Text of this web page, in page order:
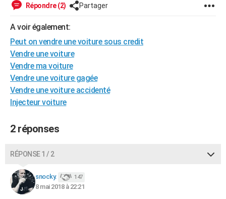
GUIDES D'ACHAT
BONS PLANS
CARTE DE VOEUX
Carte de Noël
Carte Bonne année
Carte Saint-Valentin
Carte Pâques
Carte d'anniversaire
DICTIONNAIRE
Dictionnaire
Biographies
Citations
Expressions
Proverbes
PROGRAMME TV
COPAINS D'AVANT
S'inscrire
Se connecter
Lycées
Collèges
Primaires
Universités
Entreprises
Service militaire
Avis de recherche
AVIS DE DÉCÈS
Répondre (2) Partager
A voir également:
Peut on vendre une voiture sous credit
Vendre une voiture
Vendre ma voiture
Vendre une voiture gagée
Vendre une voiture accidenté
Injecteur voiture
2 réponses
RÉPONSE 1 / 2
snocky. 147
8 mai 2018 à 22:21